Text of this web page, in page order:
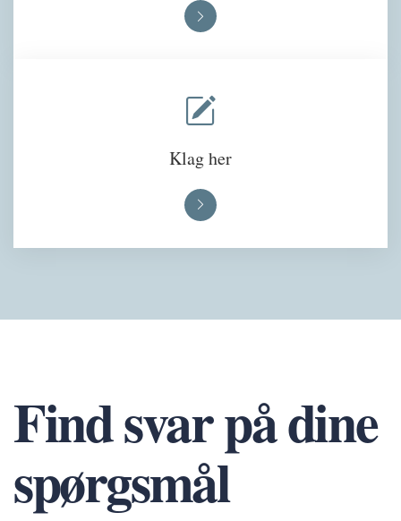
Klag her
Find svar på dine
spørgsmål